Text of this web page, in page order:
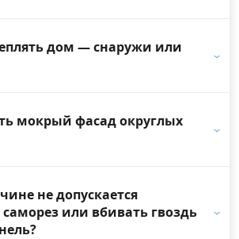
дом — снаружи или
мокрый фасад округлых
не допускается
или вбивать гвоздь